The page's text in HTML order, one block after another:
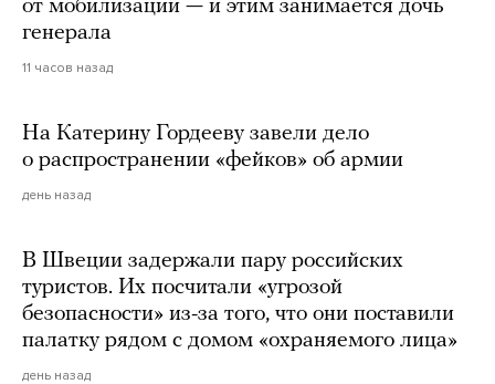
от мобилизации — и этим занимается дочь
генерала
11 часов назад
На Катерину Гордееву завели дело
о распространении «фейков» об армии
день назад
В Швеции задержали пару российских
туристов. Их посчитали «угрозой
безопасности» из-за того, что они поставили
палатку рядом с домом «охраняемого лица»
день назад